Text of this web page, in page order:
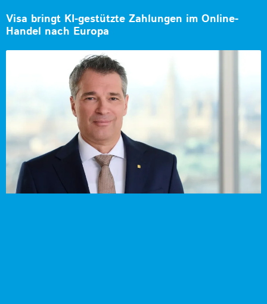
Visa bringt KI-gestützte Zahlungen im Online-
Handel nach Europa